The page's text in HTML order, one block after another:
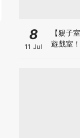
8
11 Jul
【親子
遊戲室